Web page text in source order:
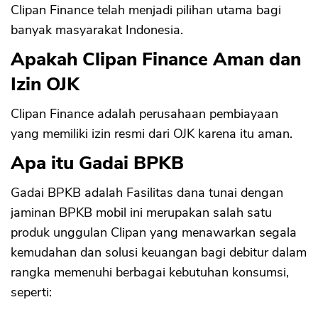
Clipan Finance telah menjadi pilihan utama bagi
banyak masyarakat Indonesia.
Apakah Clipan Finance Aman dan
Izin OJK
Clipan Finance adalah perusahaan pembiayaan
yang memiliki izin resmi dari OJK karena itu aman.
Apa itu Gadai BPKB
Gadai BPKB adalah Fasilitas dana tunai dengan
jaminan BPKB mobil ini merupakan salah satu
produk unggulan Clipan yang menawarkan segala
kemudahan dan solusi keuangan bagi debitur dalam
rangka memenuhi berbagai kebutuhan konsumsi,
seperti: